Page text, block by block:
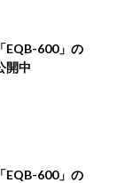
EQB-600」の
開中
EQB-600」の